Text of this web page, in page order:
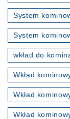
System
System
wkład do
Wkład
Wkład
Wkład